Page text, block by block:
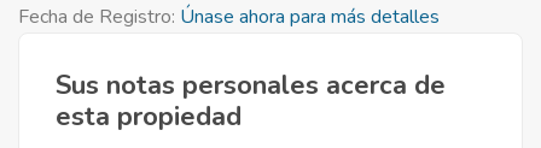
Fecha de Registro: Únase ahora para más detalles
Sus notas personales acerca de
esta propiedad